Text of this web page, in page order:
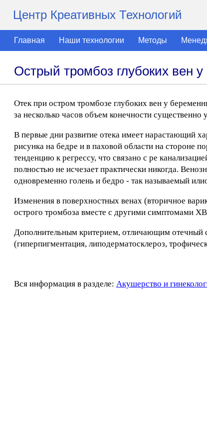
Центр Креативных Технологий
Главная Наши технологии Методы
Острый тромбоз глубоких вен
Отек при остром тромбозе глубоких вен у
за несколько часов объем конечности
В первые дни развитие отека имеет нарастающий
рисунка на бедре и в паховой области на стороне
тенденцию к регрессу, что связано с ре
полностью не исчезает практически никогда.
одновременно голень и бедро - так называемый
Изменения в поверхностных венах (вторичное
острого тромбоза вместе с другими симптомами
Дополнительным критерием, отличающим отечный
(гиперпигментация, липодерматосклероз,
Вся информация в разделе: Акушерство и